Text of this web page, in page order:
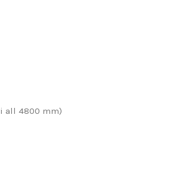
all 4800 mm)